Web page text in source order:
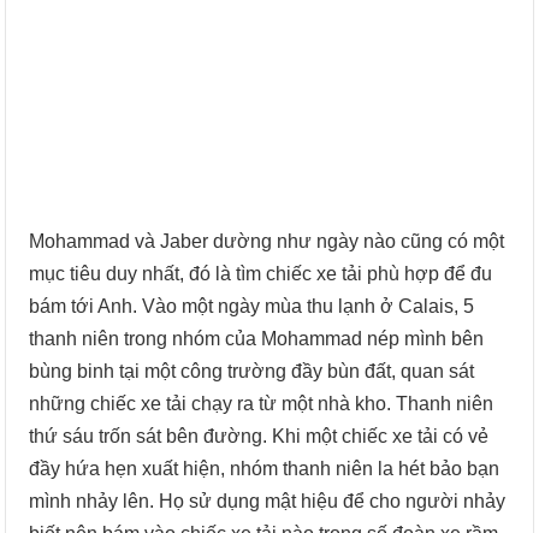
Mohammad và Jaber dường như ngày nào cũng có một
mục tiêu duy nhất, đó là tìm chiếc xe tải phù hợp để đu
bám tới Anh. Vào một ngày mùa thu lạnh ở Calais, 5
thanh niên trong nhóm của Mohammad nép mình bên
bùng binh tại một công trường đầy bùn đất, quan sát
những chiếc xe tải chạy ra từ một nhà kho. Thanh niên
thứ sáu trốn sát bên đường. Khi một chiếc xe tải có vẻ
đầy hứa hẹn xuất hiện, nhóm thanh niên la hét bảo bạn
mình nhảy lên. Họ sử dụng mật hiệu để cho người nhảy